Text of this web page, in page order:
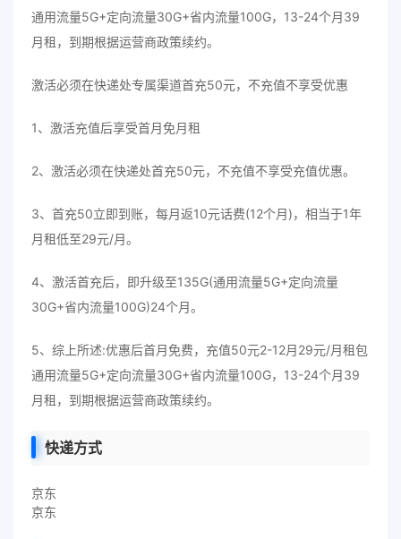
通用流量5G+定向流量30G+省内流量100G，13-24个月39
月租，到期根据运营商政策续约。
激活必须在快递处专属渠道首充50元，不充值不享受优惠
1、激活充值后享受首月免月租
2、激活必须在快递处首充50元，不充值不享受充值优惠。
3、首充50立即到账，每月返10元话费(12个月)，相当于1年
月租低至29元/月。
4、激活首充后，即升级至135G(通用流量5G+定向流量
30G+省内流量100G)24个月。
5、综上所述:优惠后首月免费，充值50元2-12月29元/月租包
通用流量5G+定向流量30G+省内流量100G，13-24个月39
月租，到期根据运营商政策续约。
快递方式
京东
京东